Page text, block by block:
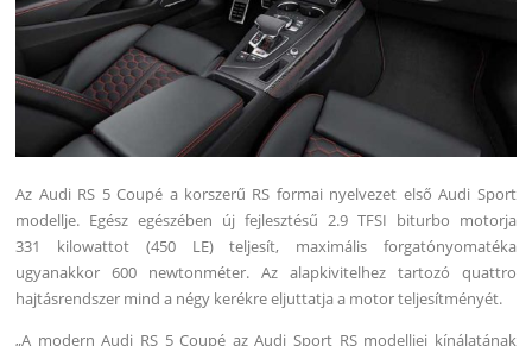
Az Audi RS 5 Coupé a korszerű RS formai nyelvezet első Audi Sport
modellje. Egész egészében új fejlesztésű 2.9 TFSI biturbo motorja
331 kilowattot (450 LE) teljesít, maximális forgatónyomatéka
ugyanakkor 600 newtonméter. Az alapkivitelhez tartozó quattro
hajtásrendszer mind a négy kerékre eljuttatja a motor teljesítményét.
„A modern Audi RS 5 Coupé az Audi Sport RS modelljei kínálatának